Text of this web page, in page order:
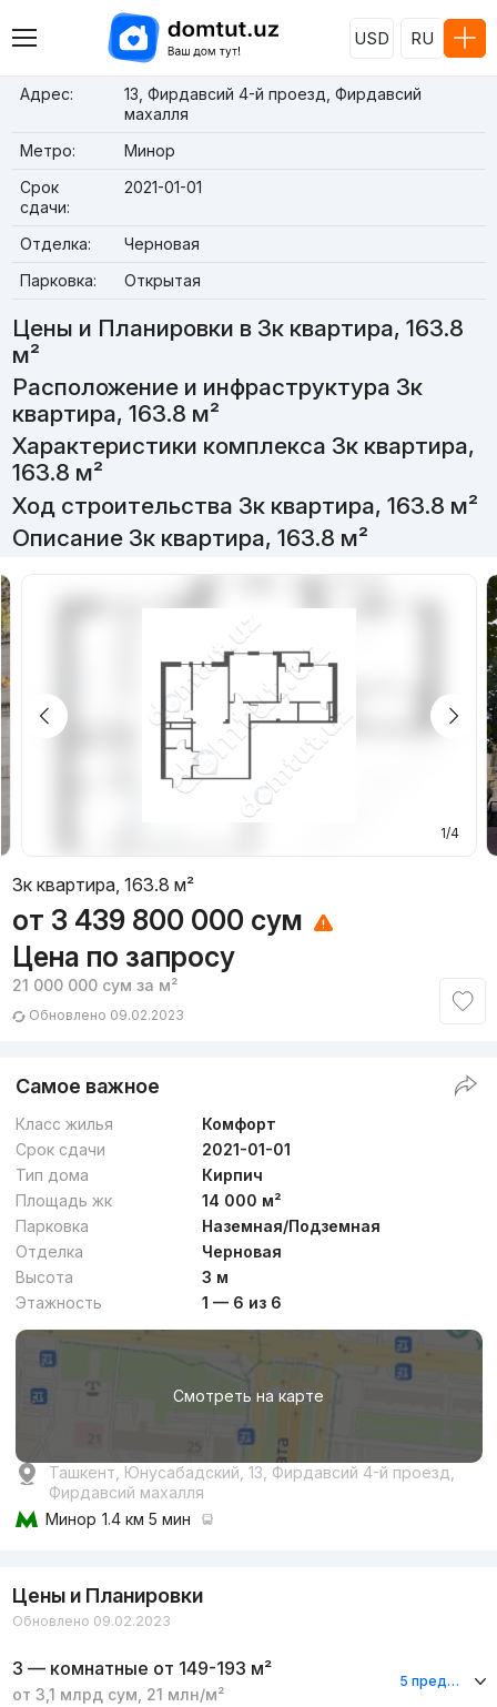
USD RU
Адрес:
13, Фирдавсий 4-й проезд, Фирдавсий
махалля
Метро:
Минор
Срок
сдачи:
2021-01-01
Отделка:
Черновая
Парковка:
Открытая
Цены и Планировки в 3к квартира, 163.8
м²
Расположение и инфраструктура 3к
квартира, 163.8 м²
Характеристики комплекса 3к квартира,
163.8 м²
Ход строительства 3к квартира, 163.8 м²
Описание 3к квартира, 163.8 м²
1/4
3к квартира, 163.8 м²
от 3 439 800 000 сум
Цена по запросу
21 000 000 сум за м²
Обновлено 09.02.2023
Самое важное
Класс жилья
Комфорт
Срок сдачи
2021-01-01
Тип дома
Кирпич
Площадь жк
14 000 м²
Парковка
Наземная/Подземная
Отделка
Черновая
Высота
3 м
Этажность
1 — 6 из 6
Смотреть на карте
Ташкент, Юнусабадский, 13, Фирдавсий 4-й проезд,
Фирдавсий махалля
Минор 1.4 км 5 мин
Цены и Планировки
Обновлено 09.02.2023
3 — комнатные от 149-193 м²
от 3,1 млрд сум 21 млн/м²
5 предложений